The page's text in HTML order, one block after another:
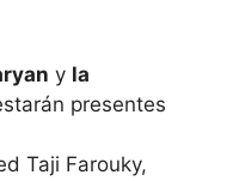
y la
presentes
Taji Farouky,